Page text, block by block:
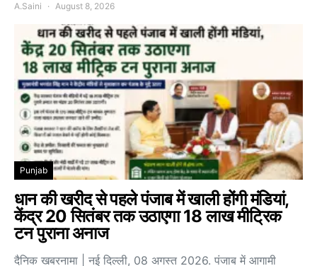
A.Saini August 8, 2026
Punjab
धान की खरीद से पहले पंजाब में खाली होंगी मंडियां,
केंद्र 20 सितंबर तक उठाएगा 18 लाख मीट्रिक
टन पुराना अनाज
दैनिक खबरनामा | नई दिल्ली, 08 अगस्त 2026. पंजाब में आगामी